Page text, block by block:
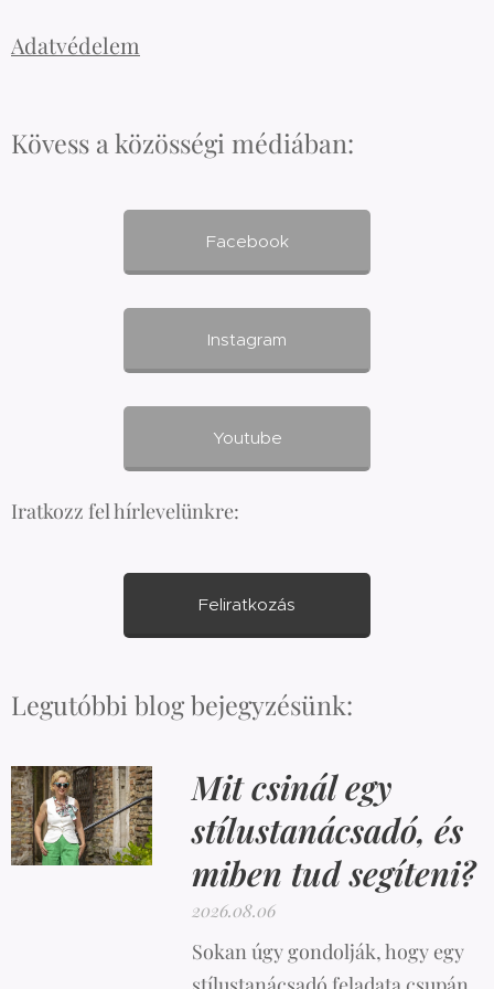
Adatvédelem
Kövess a közösségi médiában:
Facebook
Instagram
Youtube
Iratkozz fel hírlevelünkre:
Feliratkozás
Legutóbbi blog bejegyzésünk:
Mit csinál egy
stílustanácsadó, és
miben tud segíteni?
2026.08.06
Sokan úgy gondolják, hogy egy